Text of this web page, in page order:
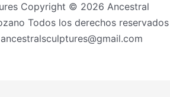
Copyright © 2026 Ancestral
Todos los derechos reservados